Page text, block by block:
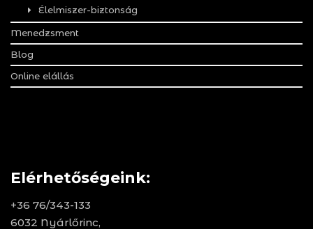
Élelmiszer-biztonság
Menedzsment
Blog
Online elállás
Elérhetőségeink:
+36 76/343-133
6032 Nyárlőrinc,